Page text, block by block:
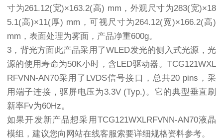
寸为261.12(宽)×163.2(高) mm，外观尺寸为283(宽)×18
5.1(高)×11(厚) mm，可视尺寸为264.12(宽)×166.2(高)
mm，表面处理为雾面，产品净重600g。
3，背光方面此产品采用了WLED发光的侧入式光源，光
源的使用寿命为50K小时，含LED驱动器。TCG121WXL
RFVNN-AN70采用了LVDS信号接口，总共20 pins，采
用端子连接，驱屏电压为3.3V (Typ.)。它的典型垂直刷
新率Fv为60Hz。
如果开发新产品想采用TCG121WXLRFVNN-AN70液晶
模组，建议您向网站在线客服索要详细规格资料参考。